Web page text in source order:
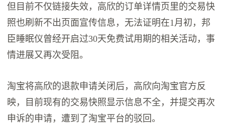
但目前不仅链接失效，高欣的订单详情页里的交易快
照也刷新不出页面宣传信息，无法证明在1月初，邦
臣睡眠仪曾经开启过30天免费试用期的相关活动，事
情进展又再次受阻。
淘宝将高欣的退款申请关闭后，高欣向淘宝官方反
映，目前现有的交易快照显示信息不全，并提交再次
申诉的申请，遭到了淘宝平台的驳回。